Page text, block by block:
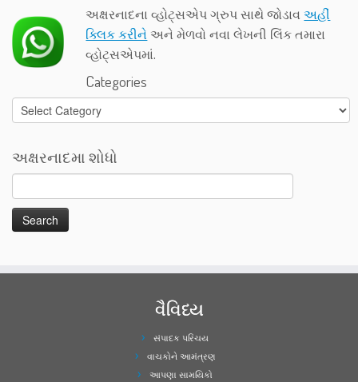
અક્ષરનાદના વ્હોટ્સએપ ગ્રુપ સાથે જોડાવઅહીં
ક્લિક કરીને અને મેળવો નવા લેખની લિંક તમારા
વ્હોટ્સએપમાં.
Categories
Categories
અક્ષરનાદમા શોધો
વૈવિધ્ય
સંપાદક પરિચય
વાચકોને આમંત્રણ
આપણા સામયિકો